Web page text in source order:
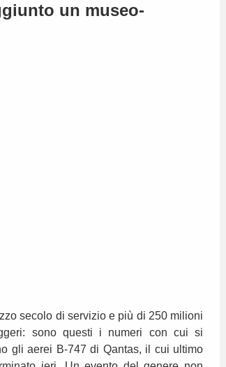
un museo-
secolo di servizio e più di 250 milioni
sono questi i numeri con cui si
gli aerei B-747 di Qantas, il cui ultimo